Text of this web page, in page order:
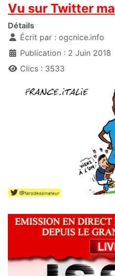
Vu sur Twitter
Détails
Écrit par : ogcnice.info
Publication : 2 Juin 2018
Clics : 3533